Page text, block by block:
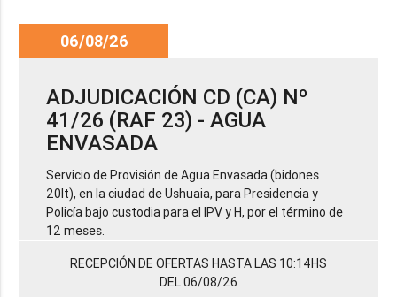
06/08/26
ADJUDICACIÓN CD (CA) Nº
41/26 (RAF 23) - AGUA
ENVASADA
Servicio de Provisión de Agua Envasada (bidones
20lt), en la ciudad de Ushuaia, para Presidencia y
Policía bajo custodia para el IPV y H, por el término de
12 meses.
RECEPCIÓN DE OFERTAS HASTA LAS 10:14HS
DEL 06/08/26